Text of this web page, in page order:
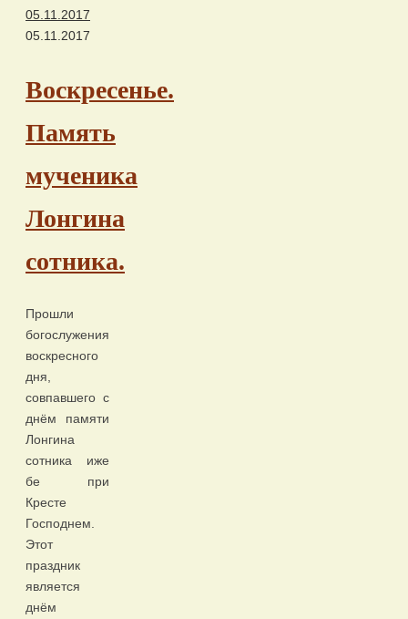
05.11.2017
05.11.2017
Воскресенье.
Память
мученика
Лонгина
сотника.
Прошли
богослужения
воскресного
дня,
совпавшего с
днём памяти
Лонгина
сотника иже
бе при
Кресте
Господнем.
Этот
праздник
является
днём